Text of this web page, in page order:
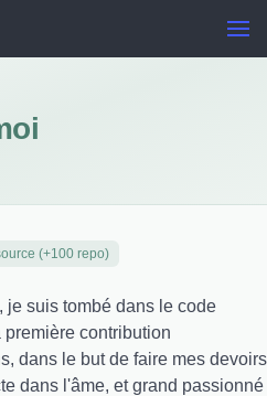
(+100 repo)
je suis tombé dans le code
contribution
dans le but de faire mes devoirs
dans l'âme, et grand passionné